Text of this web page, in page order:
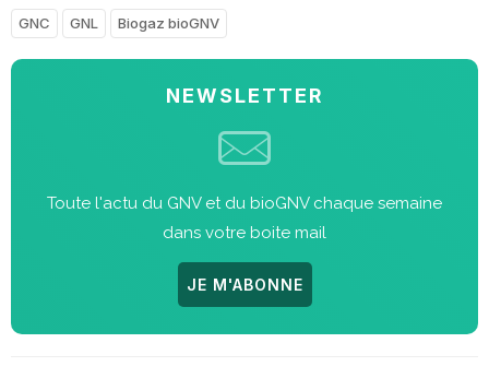
GNC GNL Biogaz bioGNV
NEWSLETTER
Toute l'actu du GNV et du bioGNV chaque semaine
dans votre boite mail
JE M'ABONNE